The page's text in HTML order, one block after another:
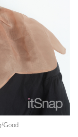
Good